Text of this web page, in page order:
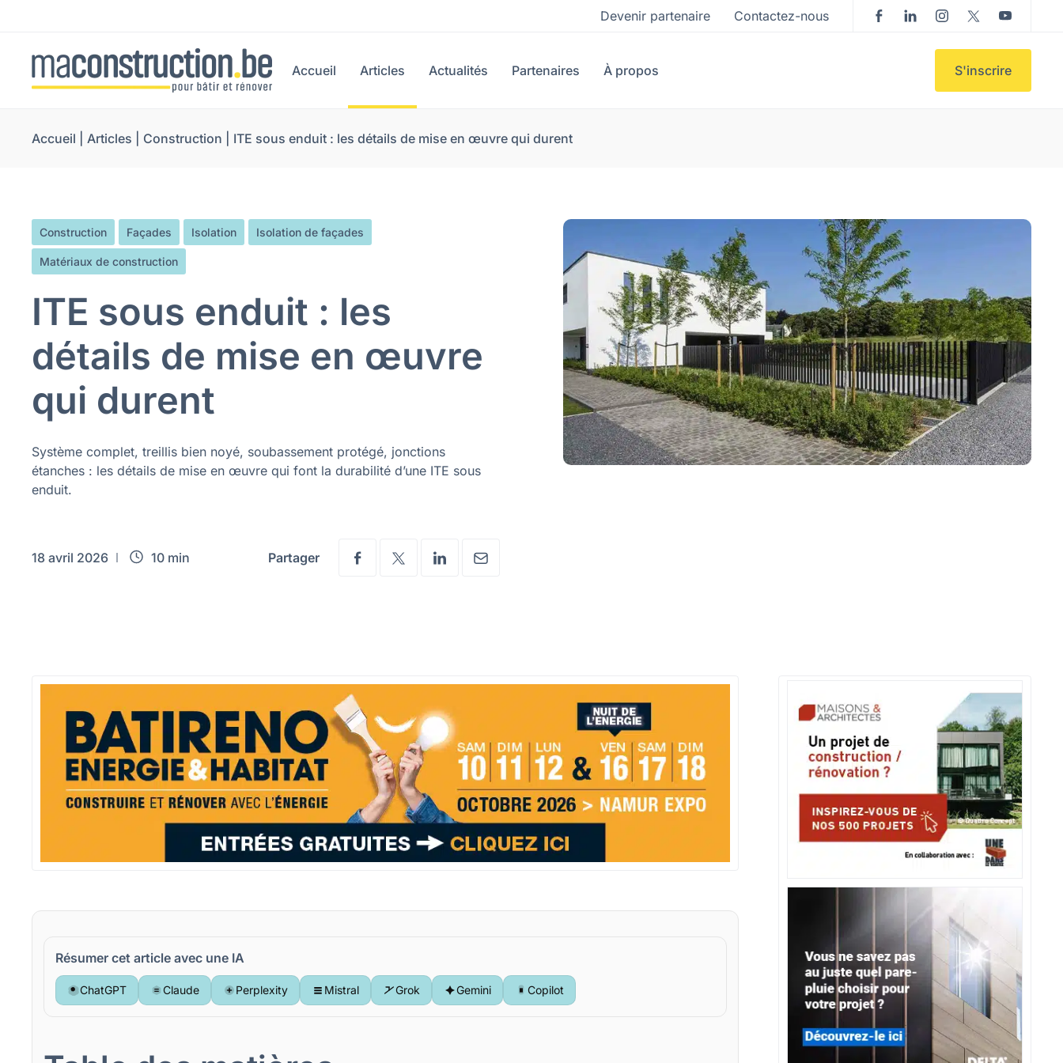
Devenir partenaire Contactez-nous
Accueil Articles Actualités Partenaires À propos S'inscrire
Accueil |Articles Construction ITE sous enduit : les détails de mise en œuvre qui durent
Construction Façades Isolation Isolation de façades
Matériaux de construction
ITE sous enduit : les
détails de mise en œuvre
qui durent
Système complet, treillis bien noyé, soubassement protégé, jonctions
étanches : les détails de mise en œuvre qui font la durabilité d’une ITE sous
enduit.
18 avril 2026 10 min Partager
Résumer cet article avec une IA
ChatGPT Claude Perplexity Mistral Grok Gemini Copilot